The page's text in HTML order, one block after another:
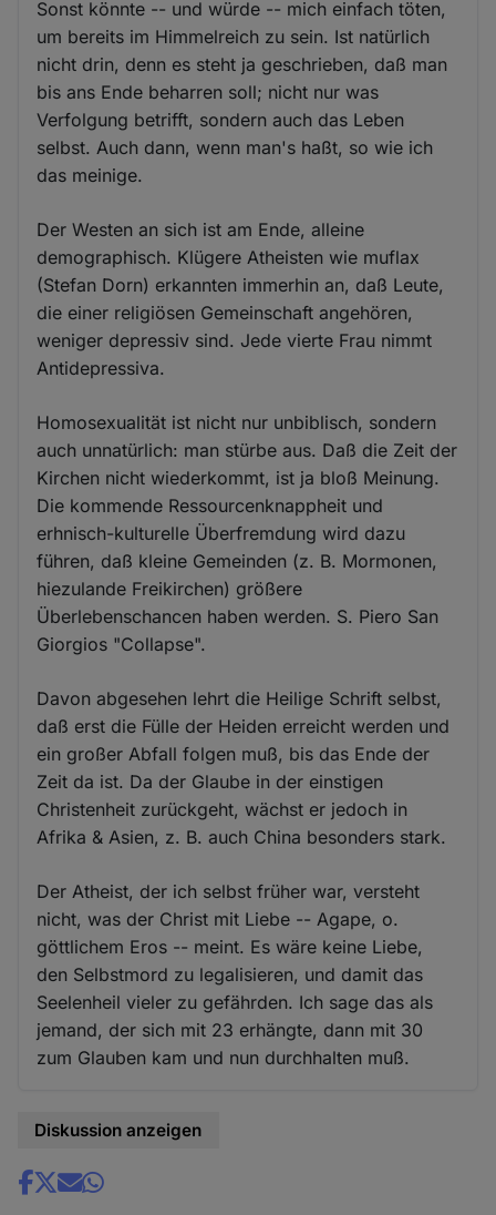
Sonst könnte -- und würde -- mich einfach töten,
um bereits im Himmelreich zu sein. Ist natürlich
nicht drin, denn es steht ja geschrieben, daß man
bis ans Ende beharren soll; nicht nur was
Verfolgung betrifft, sondern auch das Leben
selbst. Auch dann, wenn man's haßt, so wie ich
das meinige.
Der Westen an sich ist am Ende, alleine
demographisch. Klügere Atheisten wie muflax
(Stefan Dorn) erkannten immerhin an, daß Leute,
die einer religiösen Gemeinschaft angehören,
weniger depressiv sind. Jede vierte Frau nimmt
Antidepressiva.
Homosexualität ist nicht nur unbiblisch, sondern
auch unnatürlich: man stürbe aus. Daß die Zeit der
Kirchen nicht wiederkommt, ist ja bloß Meinung.
Die kommende Ressourcenknappheit und
erhnisch-kulturelle Überfremdung wird dazu
führen, daß kleine Gemeinden (z. B. Mormonen,
hiezulande Freikirchen) größere
Überlebenschancen haben werden. S. Piero San
Giorgios "Collapse".
Davon abgesehen lehrt die Heilige Schrift selbst,
daß erst die Fülle der Heiden erreicht werden und
ein großer Abfall folgen muß, bis das Ende der
Zeit da ist. Da der Glaube in der einstigen
Christenheit zurückgeht, wächst er jedoch in
Afrika & Asien, z. B. auch China besonders stark.
Der Atheist, der ich selbst früher war, versteht
nicht, was der Christ mit Liebe -- Agape, o.
göttlichem Eros -- meint. Es wäre keine Liebe,
den Selbstmord zu legalisieren, und damit das
Seelenheil vieler zu gefährden. Ich sage das als
jemand, der sich mit 23 erhängte, dann mit 30
zum Glauben kam und nun durchhalten muß.
Diskussion anzeigen
Share